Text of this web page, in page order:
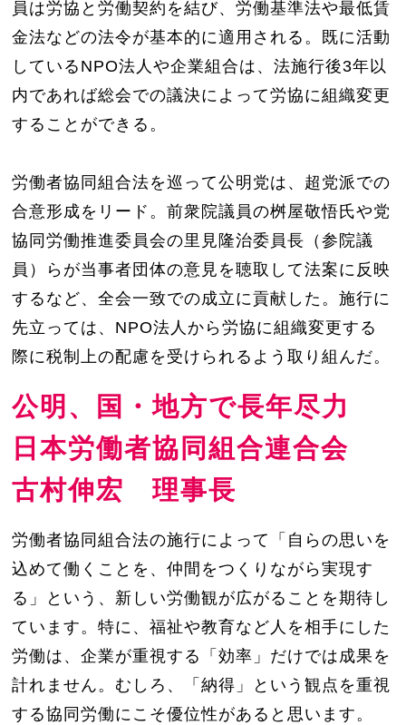
員は労協と労働契約を結び、労働基準法や最低賃
金法などの法令が基本的に適用される。既に活動
しているNPO法人や企業組合は、法施行後3年以
内であれば総会での議決によって労協に組織変更
することができる。
労働者協同組合法を巡って公明党は、超党派での
合意形成をリード。前衆院議員の桝屋敬悟氏や党
協同労働推進委員会の里見隆治委員長（参院議
員）らが当事者団体の意見を聴取して法案に反映
するなど、全会一致での成立に貢献した。施行に
先立っては、NPO法人から労協に組織変更する
際に税制上の配慮を受けられるよう取り組んだ。
公明、国・地方で長年尽力
日本労働者協同組合連合会
古村伸宏 理事長
労働者協同組合法の施行によって「自らの思いを
込めて働くことを、仲間をつくりながら実現す
る」という、新しい労働観が広がることを期待し
ています。特に、福祉や教育など人を相手にした
労働は、企業が重視する「効率」だけでは成果を
計れません。むしろ、「納得」という観点を重視
する協同労働にこそ優位性があると思います。